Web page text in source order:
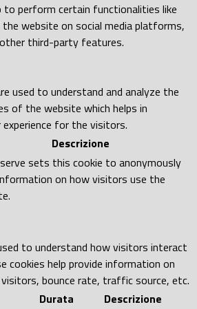
to perform certain functionalities like
website on social media platforms,
third-party features.
used to understand and analyze the
of the website which helps in
for the visitors.
Descrizione
sets this cookie to anonymously
on how visitors use the
to understand how visitors interact
cookies help provide information on
bounce rate, traffic source, etc.
Durata Descrizione